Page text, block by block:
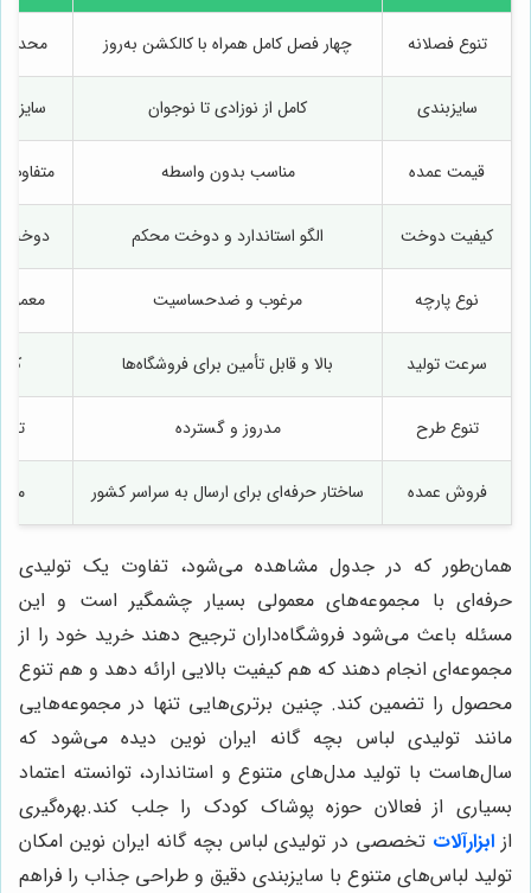
تنوع فصلانه چهار فصل کامل همراه با کالکشن به‌روز
سایزبندی کامل از نوزادی تا نوجوان
قیمت عمده مناسب بدون واسطه متفاوت
کیفیت دوخت الگو استاندارد و دوخت محکم دوخت
نوع پارچه مرغوب و ضدحساسیت
سرعت تولید بالا و قابل تأمین برای فروشگاه‌ها
تنوع طرح مدروز و گسترده
فروش عمده ساختار حرفه‌ای برای ارسال به سراسر کشور
همان‌طور که در جدول مشاهده می‌شود، تفاوت یک تولیدی
حرفه‌ای با مجموعه‌های معمولی بسیار چشمگیر است و این
مسئله باعث می‌شود فروشگاه‌داران ترجیح دهند خرید خود را از
مجموعه‌ای انجام دهند که هم کیفیت بالایی ارائه دهد و هم تنوع
محصول را تضمین کند. چنین برتری‌هایی تنها در مجموعه‌هایی
مانند تولیدی لباس بچه گانه ایران نوین دیده می‌شود که
سال‌هاست با تولید مدل‌های متنوع و استاندارد، توانسته اعتماد
بسیاری از فعالان حوزه پوشاک کودک را جلب کند.بهره‌گیری
از ابزارآلات تخصصی در تولیدی لباس بچه گانه ایران نوین امکان
تولید لباس‌های متنوع با سایزبندی دقیق و طراحی جذاب را فراهم